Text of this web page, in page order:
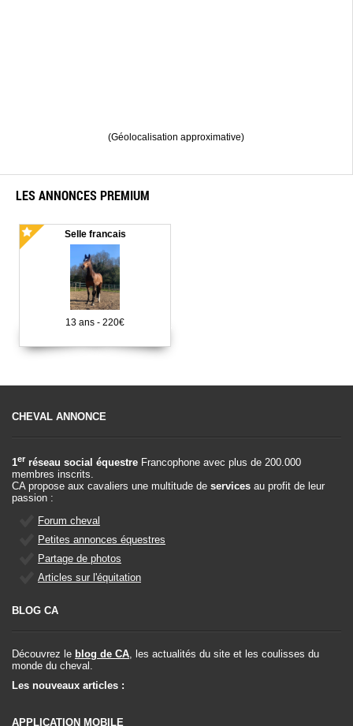
(Géolocalisation approximative)
LES ANNONCES PREMIUM
Selle francais
13 ans - 220€
CHEVAL ANNONCE
1er réseau social équestre Francophone avec plus de 200.000
membres inscrits.
CA propose aux cavaliers une multitude de services au profit de leur
passion :
Forum cheval
Petites annonces équestres
Partage de photos
Articles sur l'équitation
BLOG CA
Découvrez le blog de CA, les actualités du site et les coulisses du
monde du cheval.
Les nouveaux articles :
APPLICATION MOBILE